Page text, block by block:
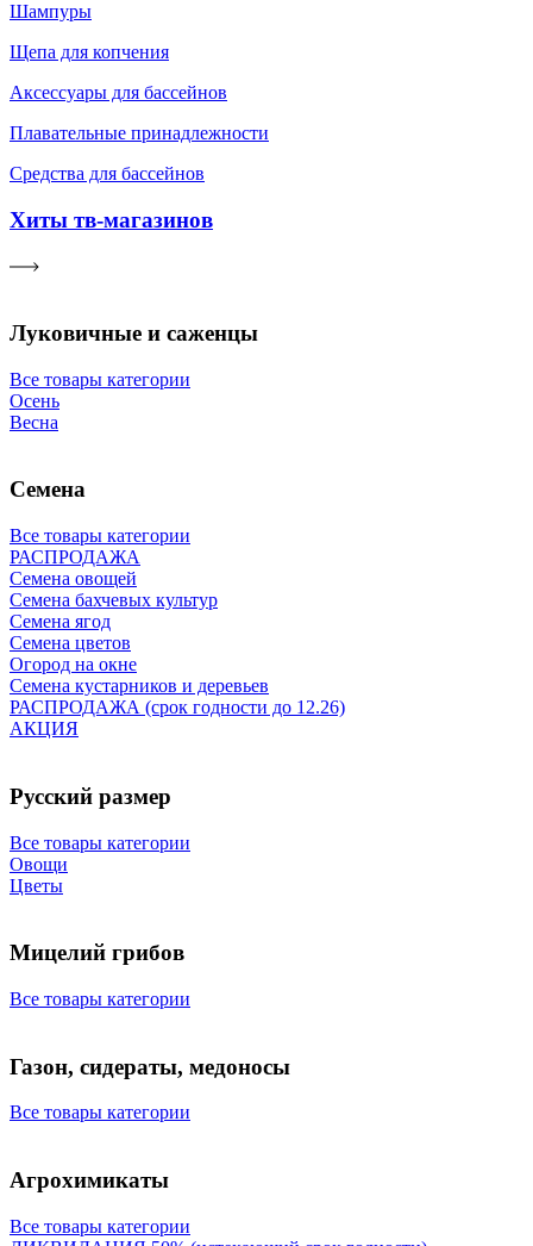
Шампуры
Щепа для копчения
Аксессуары для бассейнов
Плавательные принадлежности
Средства для бассейнов
Хиты тв-магазинов
Луковичные и саженцы
Все товары категории
Осень
Весна
Семена
Все товары категории
РАСПРОДАЖА
Семена овощей
Семена бахчевых культур
Семена ягод
Семена цветов
Огород на окне
Семена кустарников и деревьев
РАСПРОДАЖА (срок годности до 12.26)
АКЦИЯ
Русский размер
Все товары категории
Овощи
Цветы
Мицелий грибов
Все товары категории
Газон, сидераты, медоносы
Все товары категории
Агрохимикаты
Все товары категории